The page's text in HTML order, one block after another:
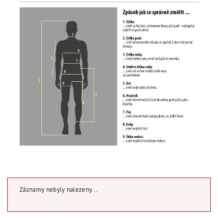
Záznamy nebyly nalezeny...